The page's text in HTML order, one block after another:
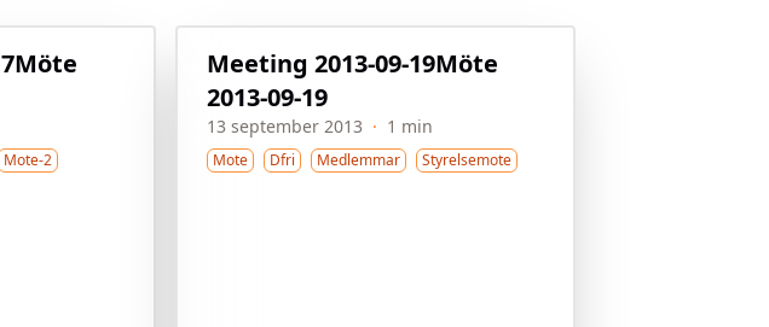
Möte
Mote-2
Meeting 2013-09-19Möte
2013-09-19
13 september 2013 · 1 min
Mote Dfri Medlemmar Styrelsemote